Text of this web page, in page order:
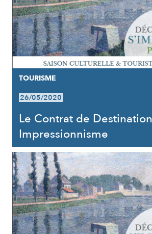
TOURISME
26/05/2020
Le Contrat de Destination
Impressionnisme